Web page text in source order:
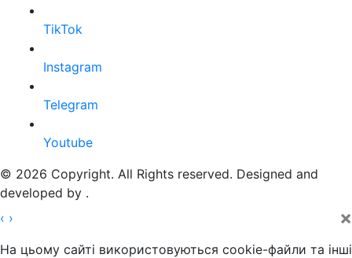
TikTok
Instagram
Telegram
Youtube
© 2026 Copyright. All Rights reserved. Designed and
developed by .
‹ › ×
На цьому сайті використовуються cookie-файли та інші